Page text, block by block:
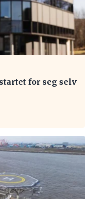
for seg selv